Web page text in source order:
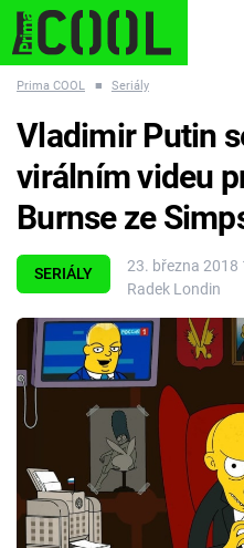
ESCAPE PLNEJ KOTEL
Témata
Filmy
Seriály
Hry
Cool Esport
Prima COOL ■ Seriály
SERIÁLY
23. března 2018
Radek Londin
Vladimir Putin
virálním videu
Burnse ze